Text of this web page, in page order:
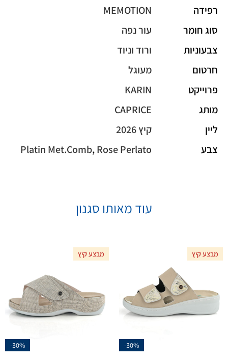
רפידה
MEMOTION
סוג חומר
עור נפה
צבעוניות
ורוד וניוד
חרטום
מעוגל
פרוייקט
KARIN
מותג
CAPRICE
ליין
קיץ 2026
צבע
Platin Met.Comb,Rose Perlato
עוד מאותו סגנון
מבצע קיץ
-30%
מבצע קיץ
-30%